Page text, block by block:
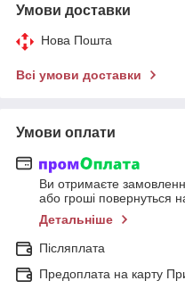
Умови доставки
Нова Пошта
Всі умови доставки
Умови оплати
Ви отримаєте
або гроші повернуться
Детальніше
Післяплата
Предоплата на карту